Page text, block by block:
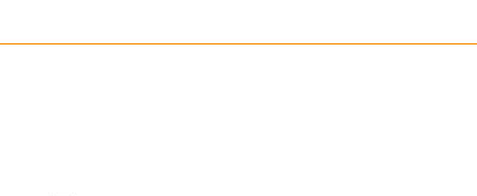
sauf les nouveautés Sandora, Sensai